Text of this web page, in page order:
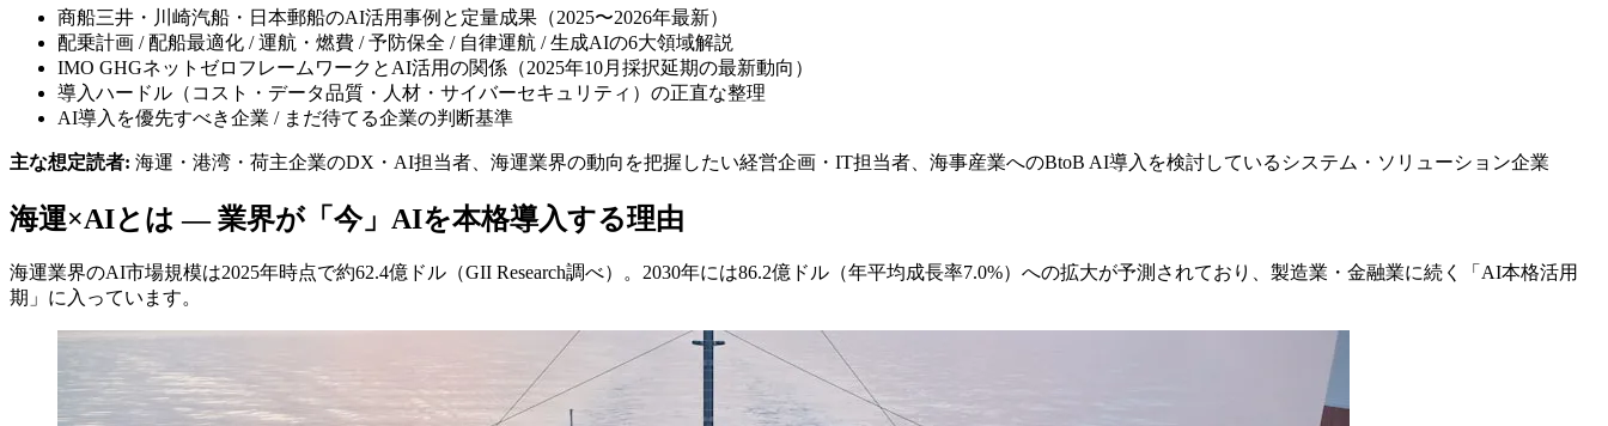
商船三井・川崎汽船・日本郵船のAI活用事例と定量成果（2025〜2026年最新）
配乗計画 / 配船最適化 / 運航・燃費 / 予防保全 / 自律運航 / 生成AIの6大領域解説
IMO GHGネットゼロフレームワークとAI活用の関係（2025年10月採択延期の最新動向）
導入ハードル（コスト・データ品質・人材・サイバーセキュリティ）の正直な整理
AI導入を優先すべき企業 / まだ待てる企業の判断基準
主な想定読者: 海運・港湾・荷主企業のDX・AI担当者、海運業界の動向を把握したい経営企画・IT担当者、海事産業へのBtoB AI導入を検討しているシステム・ソリューション企業
海運×AIとは — 業界が「今」AIを本格導入する理由
海運業界のAI市場規模は2025年時点で約62.4億ドル（GII Research調べ）。2030年には86.2億ドル（年平均成長率7.0%）への拡大が予測されており、製造業・金融業に続く「AI本格活用
期」に入っています。